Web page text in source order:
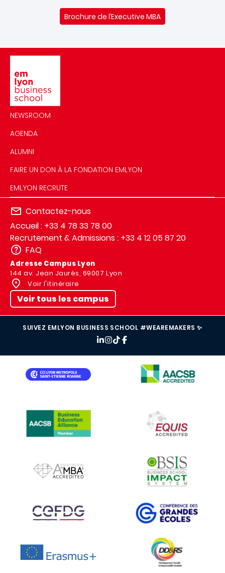
Brochure de l’Executive MBA
NEWSROOM
AGENDA
ALUMNI
FAIRE UN DON À LA FONDATION EMLYON
EMLYON RECRUTE
Contactez-nous
Accueil : +33 4 78 33 78 00
Recrutement & Admissions : +33 4 12 05 87 20
FAQ
Adresse Campus Lyon
144 av. Jean Jaurès, 69007 Lyon
Voir l'itinéraire
Voir tous les campus
SUIVEZ EMLYON BUSINESS SCHOOL #WEAREMAKERS ✨
IMAGE
IMAGE
IMAGE
IMAGE
IMAGE IMAGE